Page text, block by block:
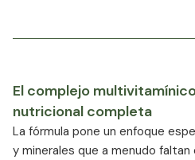
El complejo
nutricional completa
La fórmula pone un enfoque
y minerales que a menudo